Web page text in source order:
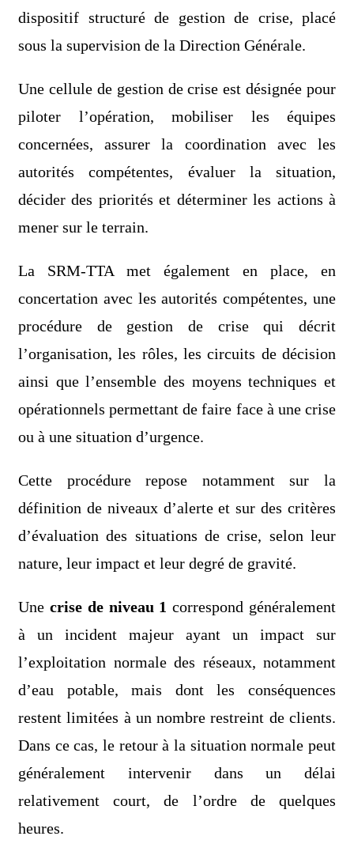
dispositif structuré de gestion de crise, placé
sous la supervision de la Direction Générale.
Une cellule de gestion de crise est désignée pour
piloter l’opération, mobiliser les équipes
concernées, assurer la coordination avec les
autorités compétentes, évaluer la situation,
décider des priorités et déterminer les actions à
mener sur le terrain.
La SRM-TTA met également en place, en
concertation avec les autorités compétentes, une
procédure de gestion de crise qui décrit
l’organisation, les rôles, les circuits de décision
ainsi que l’ensemble des moyens techniques et
opérationnels permettant de faire face à une crise
ou à une situation d’urgence.
Cette procédure repose notamment sur la
définition de niveaux d’alerte et sur des critères
d’évaluation des situations de crise, selon leur
nature, leur impact et leur degré de gravité.
Une crise de niveau 1 correspond généralement
à un incident majeur ayant un impact sur
l’exploitation normale des réseaux, notamment
d’eau potable, mais dont les conséquences
restent limitées à un nombre restreint de clients.
Dans ce cas, le retour à la situation normale peut
généralement intervenir dans un délai
relativement court, de l’ordre de quelques
heures.